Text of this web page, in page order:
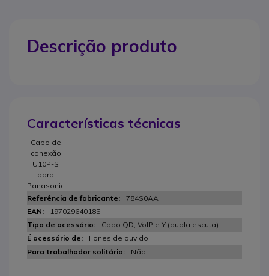
Descrição produto
Características técnicas
Cabo de
conexão
U10P-S
para
Panasonic
784S0AA
197029640185
Cabo QD, VoIP e Y (dupla escuta)
Fones de ouvido
Não